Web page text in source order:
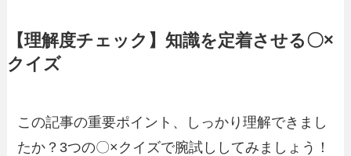
【理解度チェック】知識を定着させる〇×
クイズ
この記事の重要ポイント、しっかり理解できまし
たか？3つの〇×クイズで腕試ししてみましょう！